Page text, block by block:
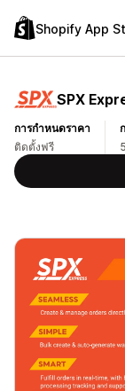
Shopify App
SPX
การกำหนดราคา
ติดตั้งฟรี